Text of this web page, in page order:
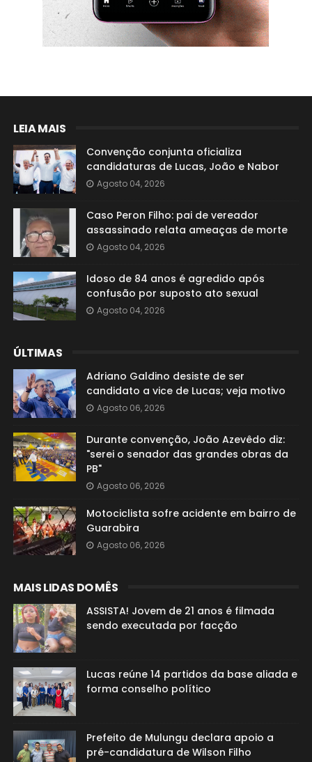
LEIA MAIS
Convenção conjunta oficializa
candidaturas de Lucas, João e Nabor
Agosto 04, 2026
Caso Peron Filho: pai de vereador
assassinado relata ameaças de morte
Agosto 04, 2026
Idoso de 84 anos é agredido após
confusão por suposto ato sexual
Agosto 04, 2026
ÚLTIMAS
Adriano Galdino desiste de ser
candidato a vice de Lucas; veja motivo
Agosto 06, 2026
Durante convenção, João Azevêdo diz:
"serei o senador das grandes obras da
PB"
Agosto 06, 2026
Motociclista sofre acidente em bairro de
Guarabira
Agosto 06, 2026
MAIS LIDAS DO MÊS
ASSISTA! Jovem de 21 anos é filmada
sendo executada por facção
Lucas reúne 14 partidos da base aliada e
forma conselho político
Prefeito de Mulungu declara apoio a
pré-candidatura de Wilson Filho